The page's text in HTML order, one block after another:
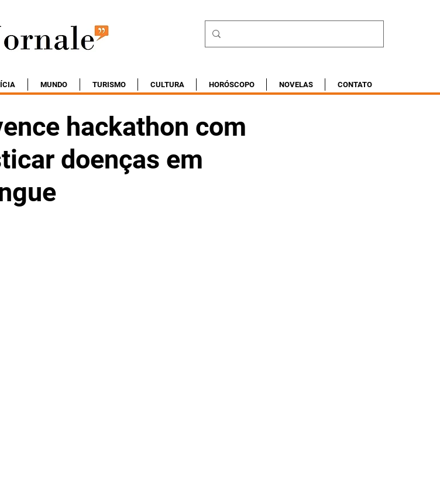
MUNDO TURISMO CULTURA HORÓSCOPO NOVELAS CONTATO
hackathon com
doenças em